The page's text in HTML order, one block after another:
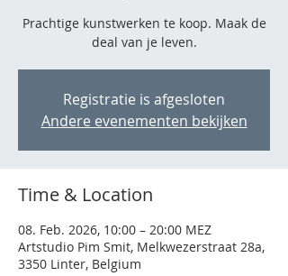
Prachtige kunstwerken te koop. Maak de
deal van je leven.
Registratie is afgesloten
Andere evenementen bekijken
Time & Location
08. Feb. 2026, 10:00 – 20:00 MEZ
Artstudio Pim Smit, Melkwezerstraat 28a,
3350 Linter, Belgium